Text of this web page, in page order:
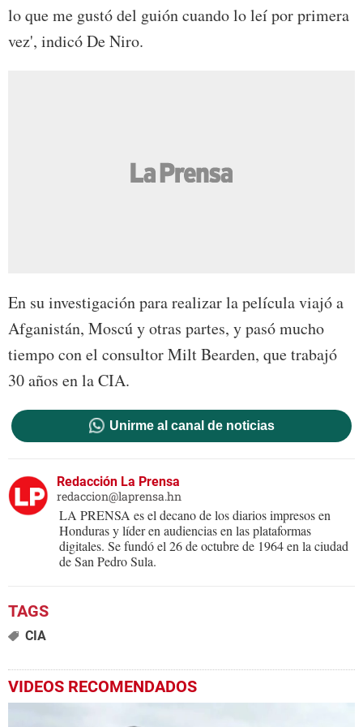
lo que me gustó del guión cuando lo leí por primera
vez', indicó De Niro.
En su investigación para realizar la película viajó a
Afganistán, Moscú y otras partes, y pasó mucho
tiempo con el consultor Milt Bearden, que trabajó
30 años en la CIA.
Unirme al canal de noticias
Redacción La Prensa
redaccion@laprensa.hn
LA PRENSA es el decano de los diarios impresos en
Honduras y líder en audiencias en las plataformas
digitales. Se fundó el 26 de octubre de 1964 en la ciudad
de San Pedro Sula.
CIA
VIDEOS RECOMENDADOS